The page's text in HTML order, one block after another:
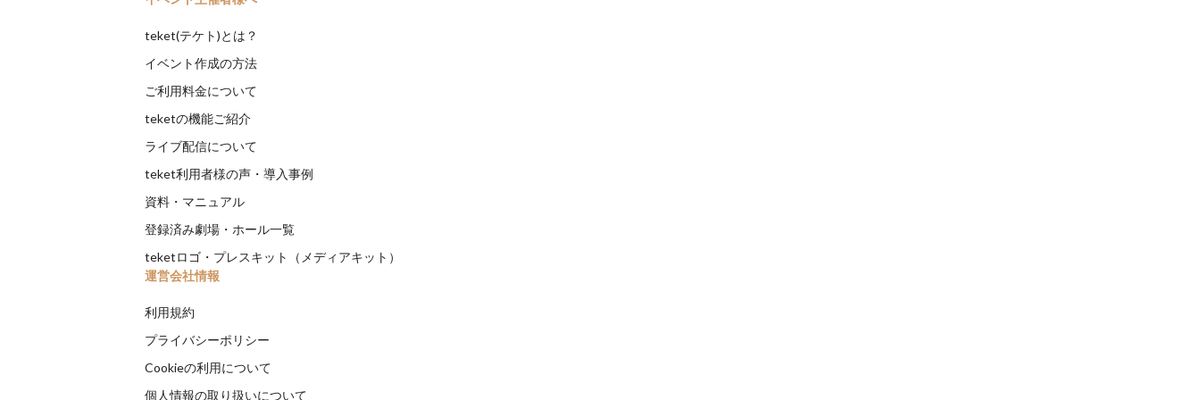
teket(テケト)とは？
イベント作成の方法
ご利用料金について
teketの機能ご紹介
ライブ配信について
teket利用者様の声・導入事例
資料・マニュアル
登録済み劇場・ホール一覧
teketロゴ・プレスキット（メディアキット）
運営会社情報
利用規約
プライバシーポリシー
Cookieの利用について
個人情報の取り扱いについて